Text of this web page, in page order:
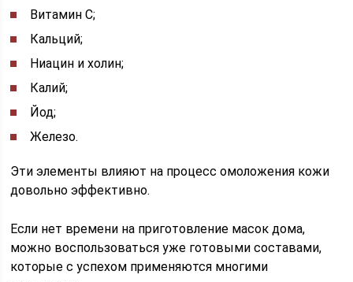
Витамин С;
Кальций;
Ниацин и холин;
Калий;
Йод;
Железо.
Эти элементы влияют на процесс омоложения кожи
довольно эффективно.
Если нет времени на приготовление масок дома,
можно воспользоваться уже готовыми составами,
которые с успехом применяются многими